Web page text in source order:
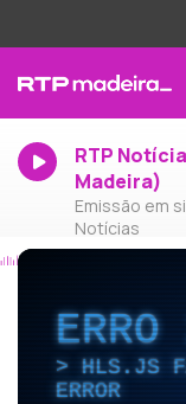
RTP
Madeira)
Emissão em
Notícias
ERRO
HLS.JS
ERROR